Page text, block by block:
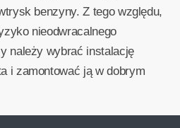
benzyny. Z tego względu,
nieodwracalnego
należy wybrać instalację
i zamontować ją w dobrym